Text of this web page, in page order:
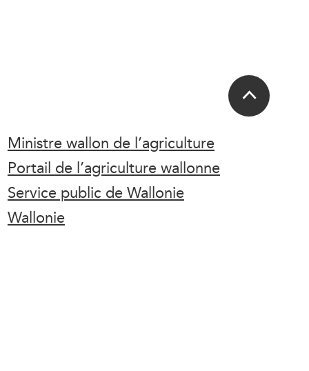
Ministre wallon de l’agriculture
Portail de l’agriculture wallonne
Service public de Wallonie
Wallonie